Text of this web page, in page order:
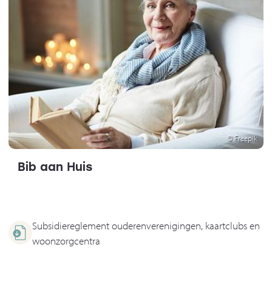
© Freepik
Bib aan Huis
Subsidiereglement ouderenverenigingen, kaartclubs en
woonzorgcentra